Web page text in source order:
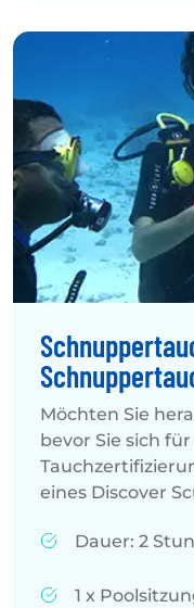
Möchten Sie
bevor Sie sich
eines Discover
oder einer
Ein
Dauer: 2
1 x